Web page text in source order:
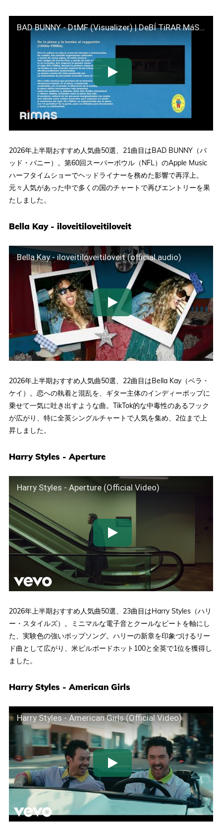
BAD BUNNY - DtMF (Visualizer) | DeBÍ TiRAR MáS FOToS
2026年上半期おすすめ人気曲50選、21曲目はBAD BUNNY（バ
ッド・バニー）。第60回スーパーボウル（NFL）のApple Music
ハーフタイムショーでヘッドライナーを務めた影響で再浮上。
元々人気があった中で多くの国のチャートで再びエントリーを果
たしました。
Bella Kay - iloveitiloveitiloveit
Bella Kay - iloveitiloveitiloveit (official audio)
2026年上半期おすすめ人気曲50選、22曲目はBella Kay（ベラ・
ケイ）。恋への執着と混乱を、ギター主体のインディーポップに
乗せて一気に吐き出すような曲。TikTok的な中毒性のあるフック
が広がり、特に全英シングルチャートで人気を集め、2位まで上
昇しました。
Harry Styles - Aperture
Harry Styles - Aperture (Official Video)
2026年上半期おすすめ人気曲50選、23曲目はHarry Styles（ハリ
ー・スタイルズ）。ミニマルな電子音とクールなビートを軸にし
た、実験色の強いポップソング。ハリーの新章を印象づけるリー
ド曲として広がり、米ビルボードホット100と全英で1位を獲得し
ました。
Harry Styles - American Girls
Harry Styles - American Girls (Official Video)